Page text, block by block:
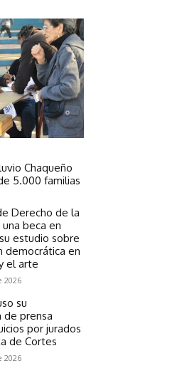
Chaqueño
5.000 familias
Derecho de la
una beca en
estudio sobre
democrática en
el arte
2026
su
de prensa
por jurados
de Cortes
2026